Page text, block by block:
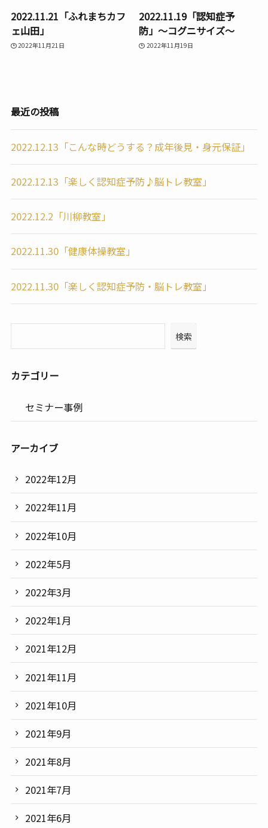
2022.11.21「ふれまちカフ
ェ山田」
2022年11月21日
2022.11.19「認知症予
防」〜コグニサイズ〜
2022年11月19日
最近の投稿
2022.12.13「こんな時どうする？成年後見・身元保証」
2022.12.13「楽しく認知症予防♪脳トレ教室」
2022.12.2「川柳教室」
2022.11.30「健康体操教室」
2022.11.30「楽しく認知症予防・脳トレ教室」
検索
カテゴリー
セミナー事例
アーカイブ
2022年12月
2022年11月
2022年10月
2022年5月
2022年3月
2022年1月
2021年12月
2021年11月
2021年10月
2021年9月
2021年8月
2021年7月
2021年6月